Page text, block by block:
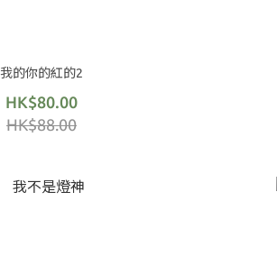
我的你的紅的2
HK$80.00
HK$88.00